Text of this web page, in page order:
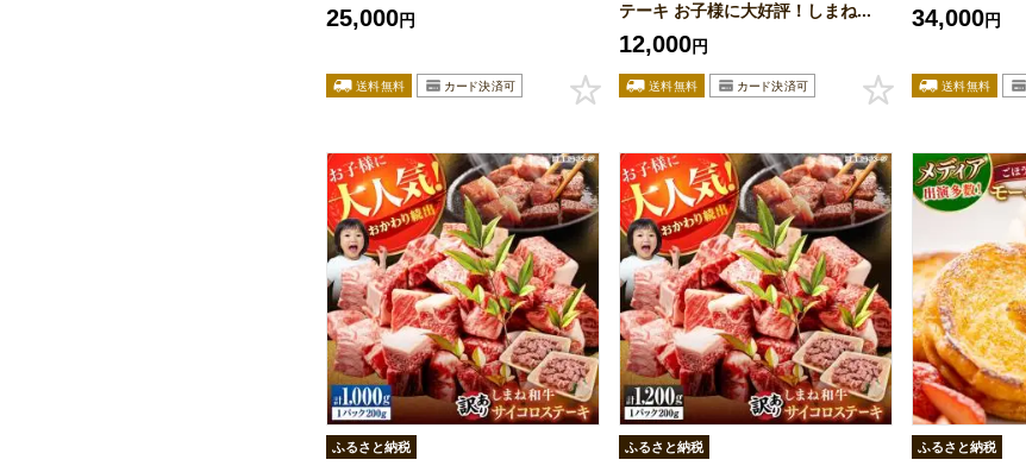
25,000円
テーキ お子様に大好評！しまね...
12,000円
34,000円
ふるさと納税 ふるさと納税 ふるさと納税